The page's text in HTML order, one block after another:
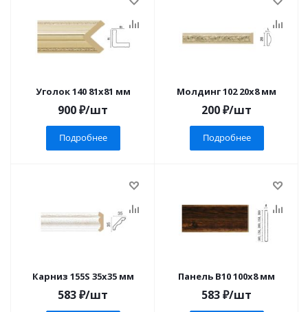
Уголок 140 81x81 мм
900₽/шт
Подробнее
Молдинг 102 20x8 мм
200₽/шт
Подробнее
Карниз 155S 35x35 мм
583₽/шт
Панель B10 100x8 мм
583₽/шт